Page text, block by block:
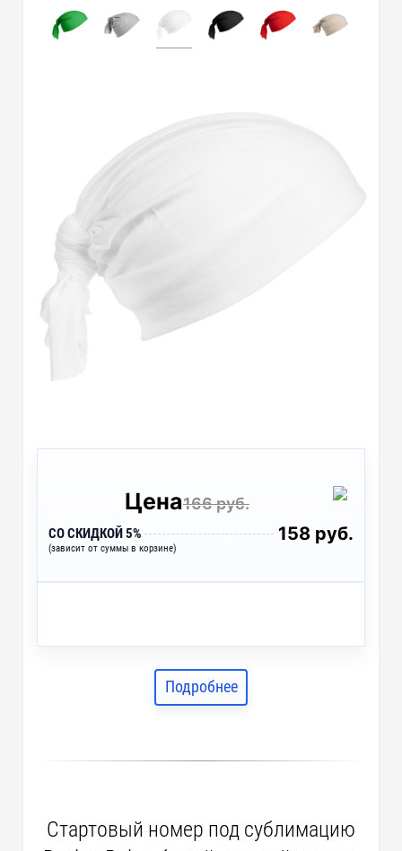
Цена166 руб.
СО СКИДКОЙ 5%
(зависит от суммы в корзине)
158 руб.
Подробнее
Стартовый номер под сублимацию